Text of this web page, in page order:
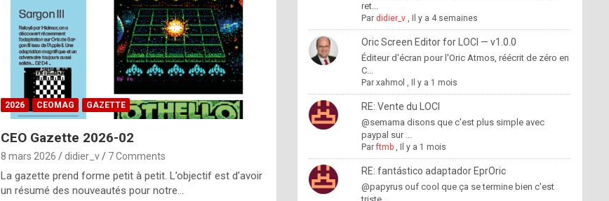
2026 CEOMAG GAZETTE
CEO Gazette 2026-02
8 mars 2026 didier_v 7 Comments
La gazette prend forme petit à petit. L’objectif est d’avoir
un résumé des nouveautés pour notre…
ret...
Par didier_v, Il y a 4 semaines
Oric Screen Editor for LOCI — v1.0.0
Éditeur d'écran pour l'Oric Atmos, réécrit de zéro en
C...
Par xahmol , Il y a 1 mois
RE: Vente du LOCI
@semama disons que c'est plus simple avec
paypal sur ...
Parftmb, Il y a 1 mois
RE: fantástico adaptador EprOric
@papyrus ouf cool que ça se termine bien c'est